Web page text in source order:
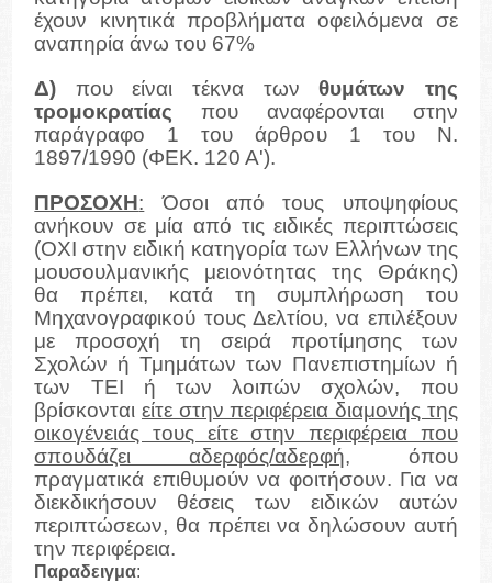
έχουν κινητικά προβλήματα οφειλόμενα σε
αναπηρία άνω του 67%
Δ) που είναι τέκνα τωνθυμάτων της
τρομοκρατίας που αναφέρονται στην
παράγραφο 1 του άρθρου 1 του Ν.
1897/1990 (ΦΕΚ. 120 Α').
ΠΡΟΣΟΧΗ: Όσοι από τους υποψηφίους
ανήκουν σε μία από τις ειδικές περιπτώσεις
(ΟΧΙ στην ειδική κατηγορία των Ελλήνων της
μουσουλμανικής μειονότητας της Θράκης)
θα πρέπει, κατά τη συμπλήρωση του
Μηχανογραφικού τους Δελτίου, να επιλέξουν
με προσοχή τη σειρά προτίμησης των
Σχολών ή Τμημάτων των Πανεπιστημίων ή
των ΤΕΙ ή των λοιπών σχολών, που
βρίσκονταιείτε στην περιφέρεια διαμονής της
οικογένειάς τους είτε στην περιφέρεια που
σπουδάζει αδερφός/αδερφή, όπου
πραγματικά επιθυμούν να φοιτήσουν. Για να
διεκδικήσουν θέσεις των ειδικών αυτών
περιπτώσεων, θα πρέπει να δηλώσουν αυτή
την περιφέρεια.
Παραδειγμα: